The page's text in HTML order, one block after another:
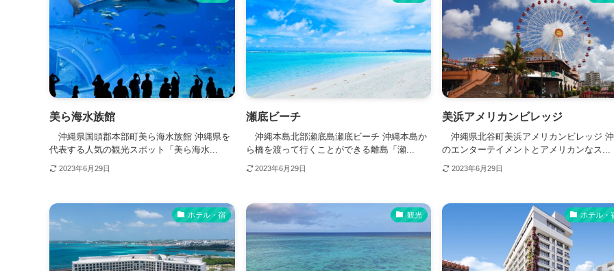
美ら海水族館
沖縄県国頭郡本部町美ら海水族館 沖縄県を
代表する人気の観光スポット「美ら海水...
2023年6月29日
瀬底ビーチ
沖縄本島北部瀬底島瀬底ビーチ 沖縄本島か
ら橋を渡って行くことができる離島「瀬...
2023年6月29日
美浜アメリカンビレッジ
沖縄県北谷町美浜アメリカンビレッジ
のエンターテイメントとアメリカンなス...
2023年6月29日
ホテル・宿 観光 ホテル・